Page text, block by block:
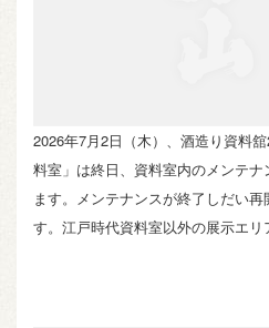
2026年7月2日（木）、酒造り資料
料室」は終日、資料室内のメンテ
ます。メンテナンスが終了しだい
す。江戸時代資料室以外の展示エ